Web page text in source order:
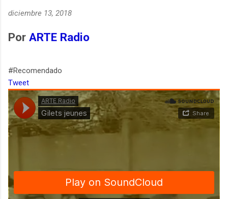
diciembre 13, 2018
Por ARTE Radio
#Recomendado
Tweet